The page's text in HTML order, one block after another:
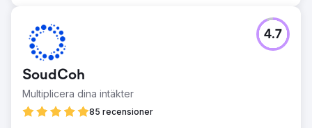
SoudCoh
Multiplicera dina intäkter
85 recensioner
4.7